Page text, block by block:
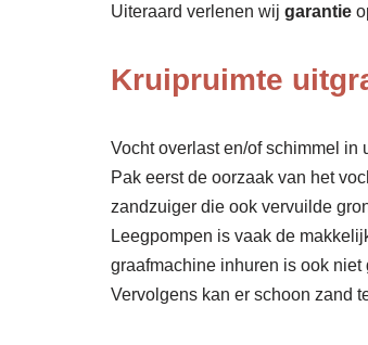
Uiteraard verlenen wij garantie
Kruipruimte
Vocht overlast en/of schimmel in
Pak eerst de oorzaak van het
zandzuiger die ook vervuilde
Leegpompen is vaak de
graafmachine inhuren is ook niet
Vervolgens kan er schoon zand